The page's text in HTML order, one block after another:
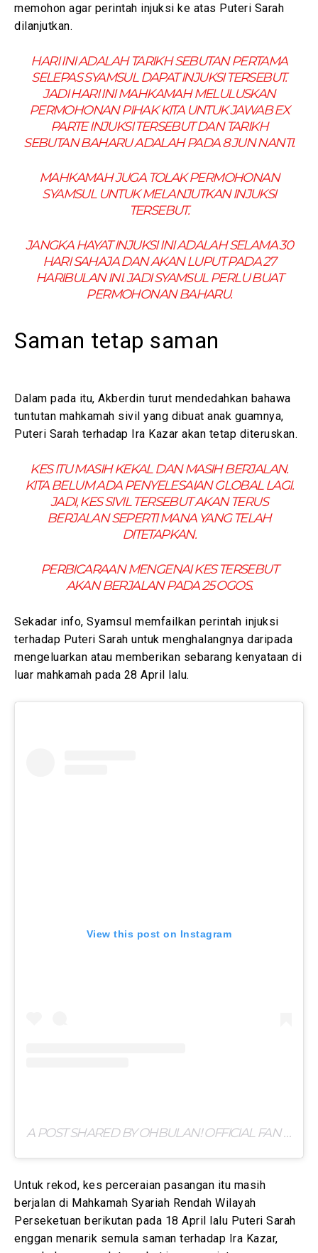
memohon agar perintah injuksi ke atas Puteri Sarah
dilanjutkan.
HARI INI ADALAH TARIKH SEBUTAN PERTAMA
SELEPAS SYAMSUL DAPAT INJUKSI TERSEBUT.
JADI HARI INI MAHKAMAH MELULUSKAN
PERMOHONAN PIHAK KITA UNTUK JAWAB EX
PARTE INJUKSI TERSEBUT DAN TARIKH
SEBUTAN BAHARU ADALAH PADA 8 JUN NANTI.
MAHKAMAH JUGA TOLAK PERMOHONAN
SYAMSUL UNTUK MELANJUTKAN INJUKSI
TERSEBUT.
JANGKA HAYAT INJUKSI INI ADALAH SELAMA 30
HARI SAHAJA DAN AKAN LUPUT PADA 27
HARIBULAN INI. JADI SYAMSUL PERLU BUAT
PERMOHONAN BAHARU.
Saman tetap saman
Dalam pada itu, Akberdin turut mendedahkan bahawa
tuntutan mahkamah sivil yang dibuat anak guamnya,
Puteri Sarah terhadap Ira Kazar akan tetap diteruskan.
KES ITU MASIH KEKAL DAN MASIH BERJALAN.
KITA BELUM ADA PENYELESAIAN GLOBAL LAGI.
JADI, KES SIVIL TERSEBUT AKAN TERUS
BERJALAN SEPERTI MANA YANG TELAH
DITETAPKAN.
PERBICARAAN MENGENAI KES TERSEBUT
AKAN BERJALAN PADA 25 OGOS.
Sekadar info, Syamsul memfailkan perintah injuksi
terhadap Puteri Sarah untuk menghalangnya daripada
mengeluarkan atau memberikan sebarang kenyataan di
luar mahkamah pada 28 April lalu.
View this post on Instagram
A POST SHARED BY OHBULAN! OFFICIAL FAN (@OFFICIAL)
Untuk rekod, kes perceraian pasangan itu masih
berjalan di Mahkamah Syariah Rendah Wilayah
Perseketuan berikutan pada 18 April lalu Puteri Sarah
enggan menarik semula saman terhadap Ira Kazar,